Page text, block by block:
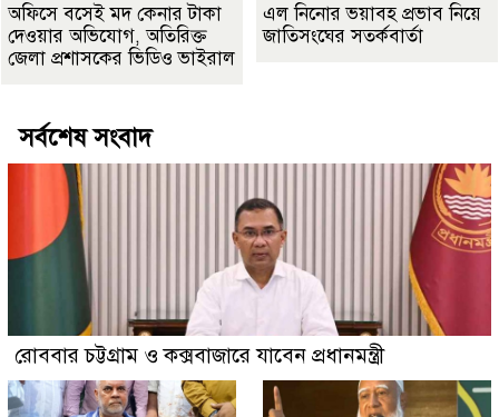
অফিসে বসেই মদ কেনার টাকা
দেওয়ার অভিযোগ, অতিরিক্ত
জেলা প্রশাসকের ভিডিও ভাইরাল
এল নিনোর ভয়াবহ প্রভাব নিয়ে
জাতিসংঘের সতর্কবার্তা
সর্বশেষ সংবাদ
রোববার চট্টগ্রাম ও কক্সবাজারে যাবেন প্রধানমন্ত্রী